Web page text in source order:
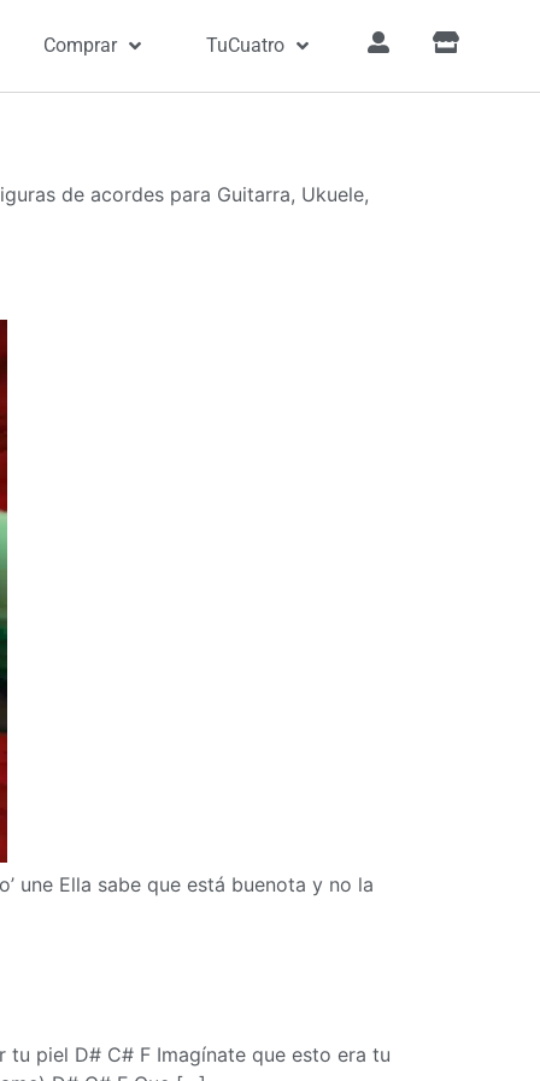
Comprar TuCuatro
de acordes para Guitarra, Ukuele,
une Ella sabe que está buenota y no la
tu piel D# C# F Imagínate que esto era tu